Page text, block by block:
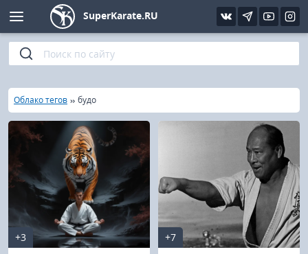
SuperKarate.RU
Главная
»
Облако тегов » будо
+3
+7
Киокушинкай
Кёкусин (IFK)
Шинкиокушинкай
Кекусин-кан
Кикбоксинг и K-1
Бокс
Фото
Видео
Интервью
Статьи
Уроки каратэ
Файлы
Библиотека